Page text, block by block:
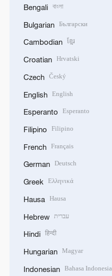
Bengali বাংলা
Bulgarian Български
Cambodian ខ្មែរ
Croatian Hrvatski
Czech Český
English English
Esperanto Esperanto
Filipino Filipino
French Français
German Deutsch
Greek Ελληνικά
Hausa Hausa
Hebrew עברית
Hindi हिन्दी
Hungarian Magyar
Indonesian Bahasa Indonesia